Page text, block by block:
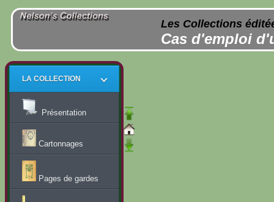
Les Collections
Cas d'emploi
LA COLLECTION
Présentation
Cartonnages
Pages de gardes